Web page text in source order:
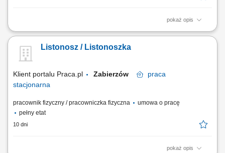
pokaż opis
Przygotowywanie korespondencji do doręczenia; Dostarczanie listów,
sprzedaż produktów i usług; Prowadzenie dokumentacji związanej z
wykonywanymi zadaniami przy użyciu tabletu;
Listonosz / Listonoszka
Klient portalu Praca.pl Zabierzów
praca
stacjonarna
pracownik fizyczny / pracowniczka fizyczna
umowa o pracę
pełny etat
10 dni
pokaż opis